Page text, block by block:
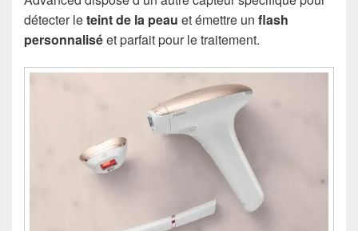
détecter leteint de la peau et émettre un flash
personnaliséet parfait pour le traitement.